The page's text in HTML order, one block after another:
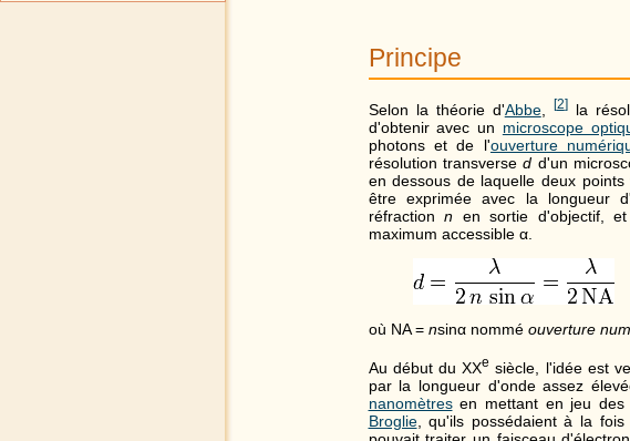
Principe
Selon la théorie d'Abbe, [2]la
d'obtenir avec un microscope
photons et de l'ouverture
résolution transversed d'un
en dessous de laquelle deux
être exprimée avec la longueur
réfractionn en sortie d'objectif,
maximum accessible α.
où NA = nsinαnommé ouverture
Au début du XXe siècle, l'idée est
par la longueur d'onde assez
nanomètresen mettant en jeu des
Broglie, qu'ils possédaient à la